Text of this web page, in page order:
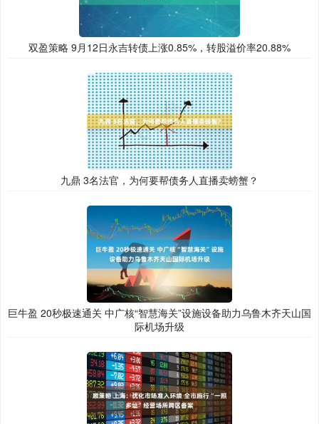
双盈策略 9月12日永吉转债上涨0.85%，转股溢价率20.88%
九鼎 3名法官，为何要帮债务人直播卖螃蟹？
巨牛盈 20秒极速通关 中广核“智慧海关”设施设备助力乌鲁木齐天山国
际机场升级